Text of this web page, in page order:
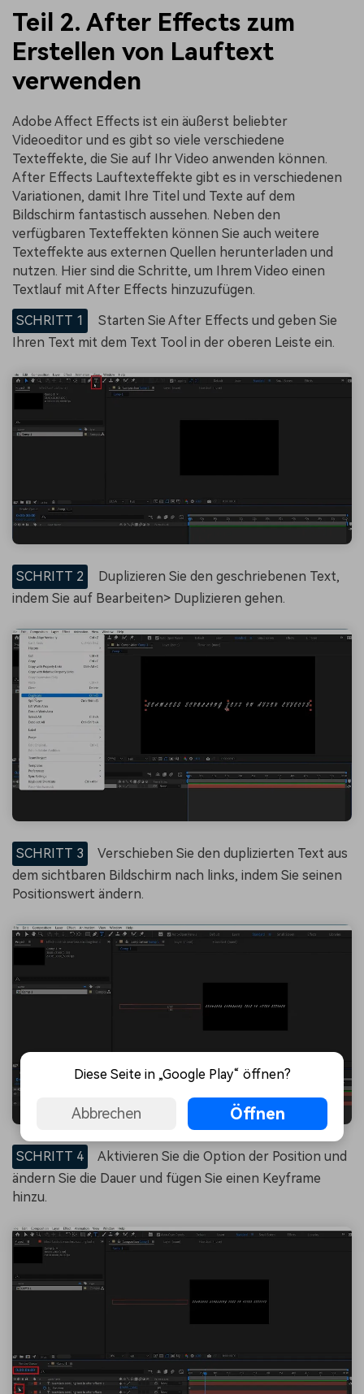
Teil 2. After Effects zum
Erstellen von Lauftext
verwenden
Adobe Affect Effects ist ein äußerst beliebter
Videoeditor und es gibt so viele verschiedene
Texteffekte, die Sie auf Ihr Video anwenden können.
After Effects Lauftexteffekte gibt es in verschiedenen
Variationen, damit Ihre Titel und Texte auf dem
Bildschirm fantastisch aussehen. Neben den
verfügbaren Texteffekten können Sie auch weitere
Texteffekte aus externen Quellen herunterladen und
nutzen. Hier sind die Schritte, um Ihrem Video einen
Textlauf mit After Effects hinzuzufügen.
SCHRITT 1
Starten Sie After Effects und geben Sie
Ihren Text mit dem Text Tool in der oberen Leiste ein.
SCHRITT 2
Duplizieren Sie den geschriebenen Text,
indem Sie auf Bearbeiten> Duplizieren gehen.
SCHRITT 3
Verschieben Sie den duplizierten Text aus
dem sichtbaren Bildschirm nach links, indem Sie seinen
Positionswert ändern.
SCHRITT 4
Aktivieren Sie die Option der Position und
ändern Sie die Dauer und fügen Sie einen Keyframe
hinzu.
Diese Seite in „Google Play“ öffnen?
Abbrechen Öffnen